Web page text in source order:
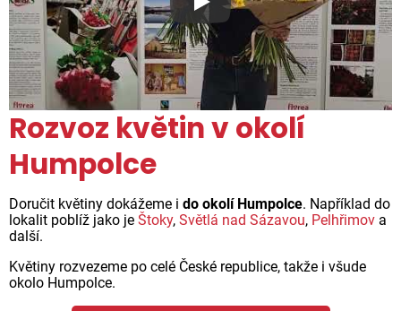
Proč jsou květiny z Florea
Rozvoz květin v okolí
Humpolce
Doručit květiny dokážeme i do okolí Humpolce. Například do
lokalit poblíž jako je Štoky, Světlá nad Sázavou, Pelhřimov a
další.
Květiny rozvezeme po celé České republice, takže i všude
okolo Humpolce.